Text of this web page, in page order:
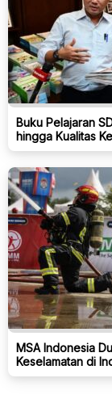
Buku Pelajaran
hingga Kualitas
MSA Indonesia
Keselamatan di